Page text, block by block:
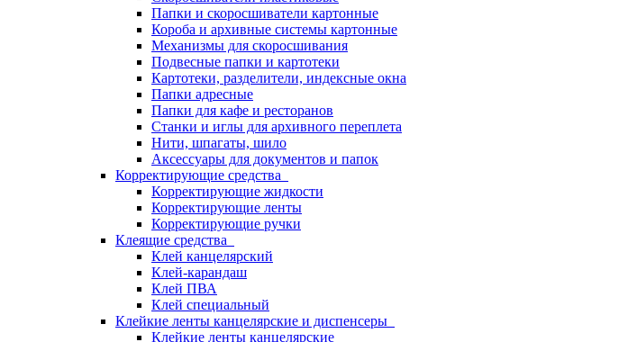
Папки и скоросшиватели картонные
Короба и архивные системы картонные
Механизмы для скоросшивания
Подвесные папки и картотеки
Картотеки, разделители, индексные окна
Папки адресные
Папки для кафе и ресторанов
Станки и иглы для архивного переплета
Нити, шпагаты, шило
Аксессуары для документов и папок
Корректирующие средства
Корректирующие жидкости
Корректирующие ленты
Корректирующие ручки
Клеящие средства
Клей канцелярский
Клей-карандаш
Клей ПВА
Клей специальный
Клейкие ленты канцелярские и диспенсеры
Клейкие ленты канцелярские